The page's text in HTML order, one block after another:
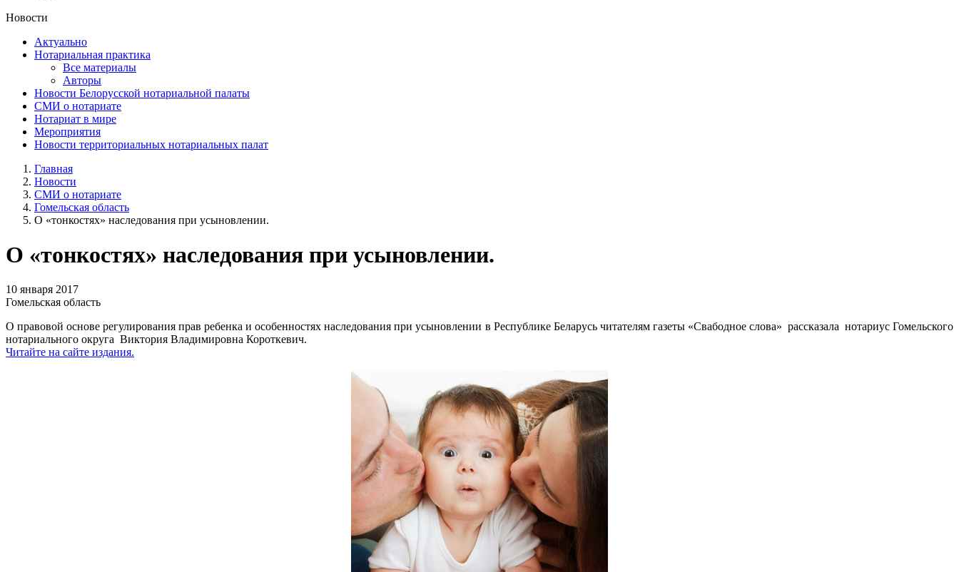
Новости
Актуально
Нотариальная практика
Все материалы
Авторы
Новости Белорусской нотариальной палаты
СМИ о нотариате
Нотариат в мире
Мероприятия
Новости территориальных нотариальных палат
Главная
Новости
СМИ о нотариате
Гомельская область
О «тонкостях» наследования при усыновлении.
О «тонкостях» наследования при усыновлении.
10 января 2017
Гомельская область
О правовой основе регулирования прав ребенка и особенностях наследования при усыновлении в Республике Беларусь читателям газеты «Свабодное слова» рассказала нотариус Гомельского
нотариального округа Виктория Владимировна Короткевич.
Читайте на сайте издания.